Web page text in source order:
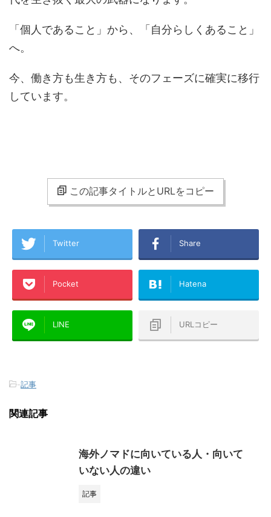
「個人であること」から、「自分らしくあること」
へ。
今、働き方も生き方も、そのフェーズに確実に移行
しています。
この記事タイトルとURLをコピー
Twitter Share
Pocket Hatena
LINE URLコピー
-記事
関連記事
海外ノマドに向いている人・向いて
いない人の違い
記事